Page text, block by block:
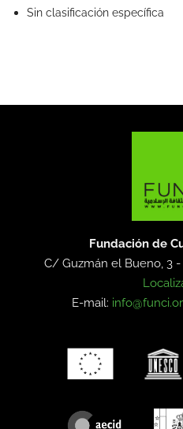
Sin clasificación específica
Fundación de
C/ Guzmán el Bueno, 3
E-mail: